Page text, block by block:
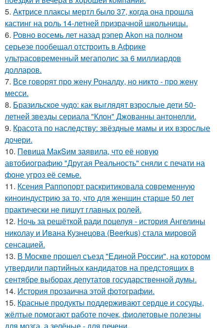
5. Актрисе плаксы мертл было 37, когда она прошла
кастинг на роль 14-летней призрачной школьницы.
6. Ровно восемь лет назад рэпер Akon на полном
серьезе пообещал отстроить в Африке
ультрасовременный мегаполис за 6 миллиардов
долларов.
7. Все говорят про жену Роналду, но никто - про жену
месси.
8. Бразильское чудо: как выглядят взрослые дети 50-
летней звезды сериала "Клон" Джованны антонелли.
9. Красота по наследству: звёздные мамы и их взрослые
дочери.
10. Пeвица MакSим заявила, что её новую
автобиографию "Другая Реальность" сняли с печати на
фоне угроз её семье.
11. Ксения Раппопорт раскритиковала современную
киноиндустрию за то, что для женщин старше 50 лет
практически не пишут главных ролей.
12. Ночь за решёткой ради поцелуя - история Ангелины
николау и Ивана Кузнецова (Beerkus) стала мировой
сенсацией.
13. В Москве прошел съезд "Единой России", на котором
утвердили партийных кандидатов на предстоящих в
сентябре выборах депутатов государственной думы.
14. История прозаична этой фотографии.
15. Красные продукты поддерживают сердце и сосуды,
жёлтые помогают работе почек, фиолетовые полезны